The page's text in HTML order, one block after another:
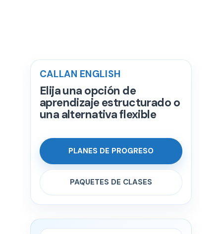
CALLAN ENGLISH
Elija una opción de
aprendizaje estructurado o
una alternativa flexible
PLANES DE PROGRESO
PAQUETES DE CLASES